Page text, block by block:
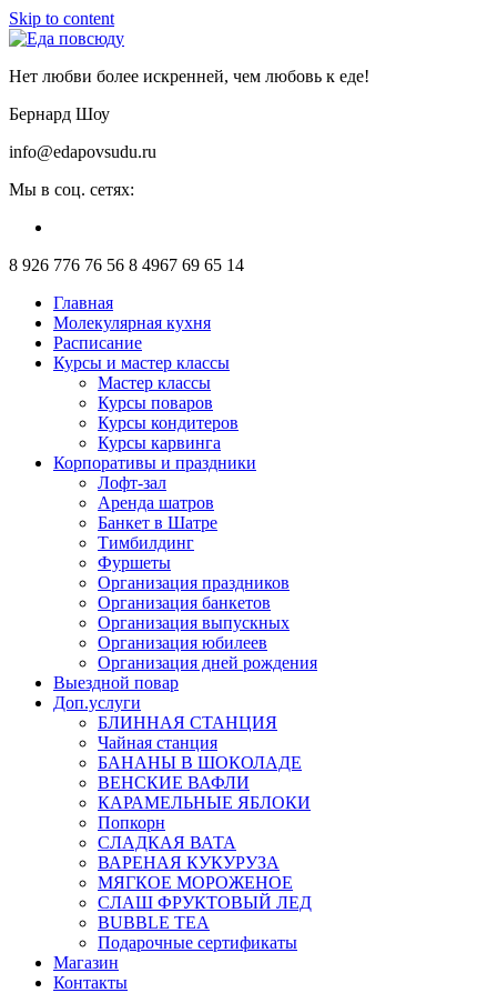
Skip to content
Нет любви более искренней, чем любовь к еде!
Бернард Шоу
info@edapovsudu.ru
Мы в соц. сетях:
8 926 776 76 56 8 4967 69 65 14
Главная
Молекулярная кухня
Расписание
Курсы и мастер классы
Мастер классы
Курсы поваров
Курсы кондитеров
Курсы карвинга
Корпоративы и праздники
Лофт-зал
Аренда шатров
Банкет в Шатре
Тимбилдинг
Фуршеты
Организация праздников
Организация банкетов
Организация выпускных
Организация юбилеев
Организация дней рождения
Выездной повар
Доп.услуги
БЛИННАЯ СТАНЦИЯ
Чайная станция
БАНАНЫ В ШОКОЛАДЕ
ВЕНСКИЕ ВАФЛИ
КАРАМЕЛЬНЫЕ ЯБЛОКИ
Попкорн
СЛАДКАЯ ВАТА
ВАРЕНАЯ КУКУРУЗА
МЯГКОЕ МОРОЖЕНОЕ
СЛАШ ФРУКТОВЫЙ ЛЕД
BUBBLE TEA
Подарочные сертификаты
Магазин
Контакты